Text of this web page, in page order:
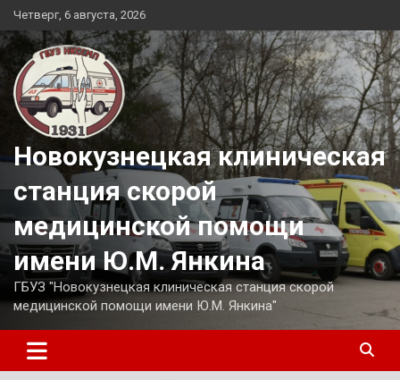
Перейти
к
содержимому
Четверг, 6 августа, 2026
Новокузнецкая клиническая
станция скорой
медицинской помощи
имени Ю.М. Янкина
ГБУЗ "Новокузнецкая клиническая станция скорой
медицинской помощи имени Ю.М. Янкина"